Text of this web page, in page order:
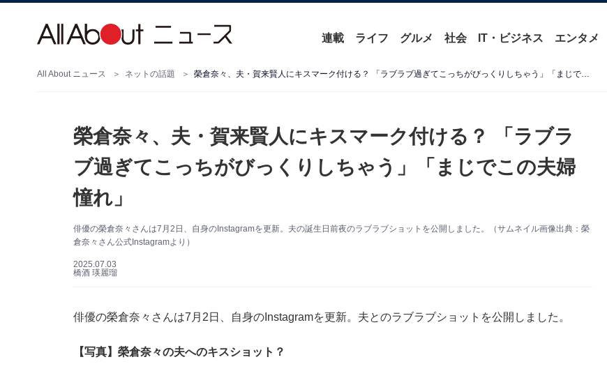
連載 ライフ グルメ 社会 IT・ビジネス エンタメ
All About ニュース ネットの話題 榮倉奈々、夫・賀来賢人にキスマーク付ける？ 「ラブラブ過ぎてこっちがびっくりしちゃう」「まじでこの夫婦憧れ」
榮倉奈々、夫・賀来賢人にキスマーク付ける？ 「ラブラ
ブ過ぎてこっちがびっくりしちゃう」「まじでこの夫婦
憧れ」
俳優の榮倉奈々さんは7月2日、自身のInstagramを更新。夫の誕生日前夜のラブラブショットを公開しました。（サムネイル画像出典：榮
倉奈々さん公式Instagramより）
2025.07.03
橋酒 瑛麗瑠
俳優の榮倉奈々さんは7月2日、自身のInstagramを更新。夫とのラブラブショットを公開しました。
【写真】榮倉奈々の夫へのキスショット？